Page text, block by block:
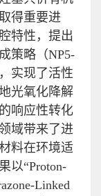
得重要进
特性，提出
策略（NP5-
实现了活性
光氧化降解
响应性转化
域带来了进
料在环境适
以“Proton-
Linked